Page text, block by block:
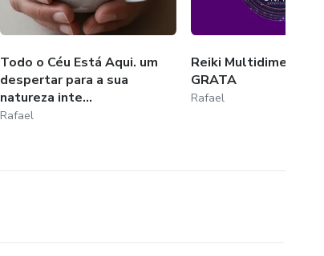
Todo o Céu Está Aqui. um
despertar para a sua
natureza inte...
Rafael
Reiki Multidimencional
GRATA
Rafael